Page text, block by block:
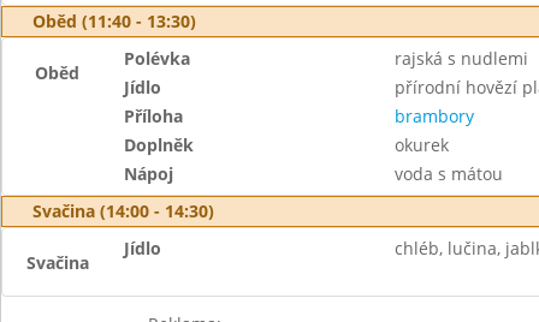
Oběd (11:40 - 13:30)
Oběd
Polévka
rajská s nudlemi
Jídlo
přírodní hovězí
Příloha
brambory
Doplněk
okurek
Nápoj
voda s mátou
Svačina (14:00 - 14:30)
Svačina
Jídlo chléb, lučina,